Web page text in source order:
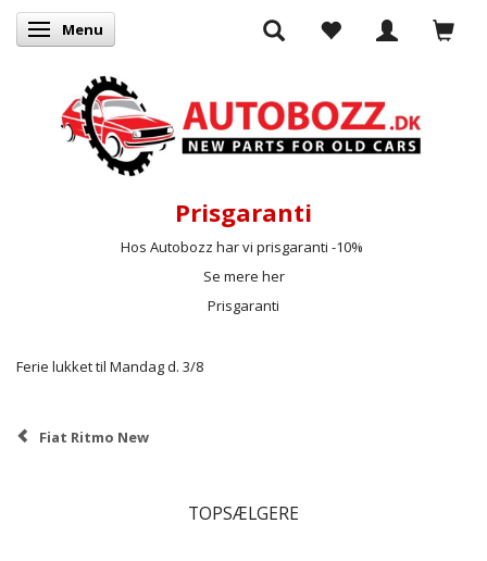
Skifte navigation
Menu
Prisgaranti
Hos Autobozz har vi prisgaranti -10%
Se mere her
Prisgaranti
Ferie lukket til Mandag d. 3/8
Fiat Ritmo New
TOPSÆLGERE